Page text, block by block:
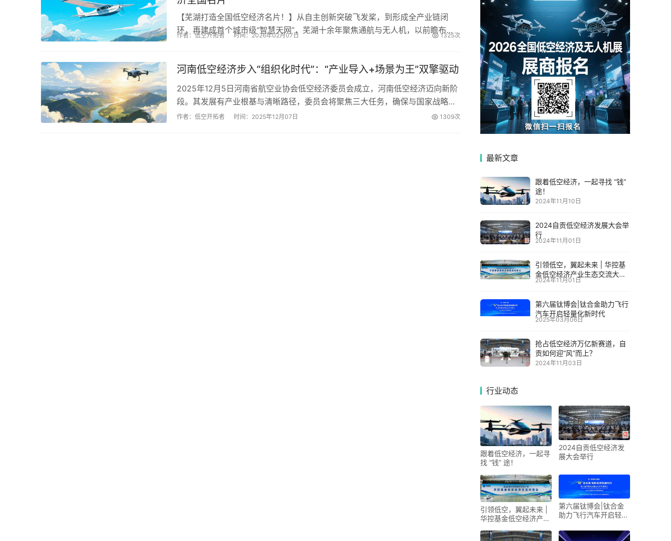
【芜湖打造全国低空经济名片！】从自主创新突破飞发桨，到形成全产业链闭
环，再建成首个城市级“智慧天网”，芜湖十余年聚焦通航与无人机，以前瞻布
作者：低空开拓者 时间：2026年02月07日 1325次
河南低空经济步入“组织化时代”：“产业导入+场景为王”双擎驱动
2025年12月5日河南省航空业协会低空经济委员会成立，河南低空经济迈向新阶
段。其发展有产业根基与清晰路径，委员会将聚焦三大任务，确保与国家战略同
频，推动“中原低空经济产业名片”走向世界。...
作者：低空开拓者 时间：2025年12月07日 1309次
最新文章
跟着低空经济，一起寻找 “钱”
途！
2024年11月10日
2024自贡低空经济发展大会举
行
2024年11月01日
引领低空，翼起未来 | 华控基
金低空经济产业生态交流大会
召开
2024年11月01日
第六届钛博会|钛合金助力飞行
汽车开启轻量化新时代
2025年03月06日
抢占低空经济万亿新赛道，自
贡如何迎“风”而上？
2024年11月03日
行业动态
跟着低空经济，一起寻
找 “钱” 途！
2024自贡低空经济发
展大会举行
引领低空，翼起未来 |
华控基金低空经济产业
第六届钛博会|钛合金
助力飞行汽车开启轻量